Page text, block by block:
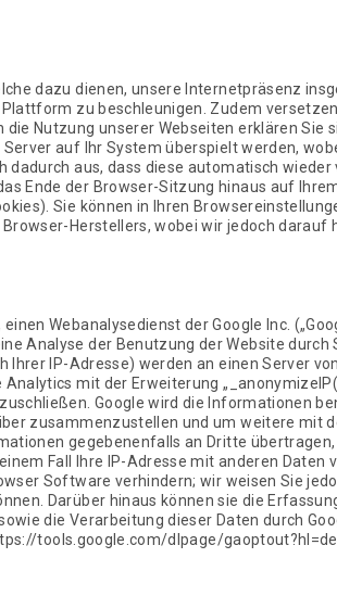
dazu dienen, unsere Internetpräsenz
zu beschleunigen. Zudem
Nutzung unserer Webseiten erklären
auf Ihr System überspielt werden,
dadurch aus, dass diese automatisch
Ende der Browser-Sitzung hinaus auf
Sie können in Ihren
Herstellers, wobei wir jedoch
Webanalysedienst der Google Inc.
Analyse der Benutzung der Website
Ihrer IP-Adresse) werden an einen Server
Analytics mit der Erweiterung
Google wird die Informationen
zusammenzustellen und um weitere mit
gegebenenfalls an Dritte
Fall Ihre IP-Adresse mit anderen
Software verhindern; wir weisen Sie
Darüber hinaus können sie die
die Verarbeitung dieser Daten durch
tools.google.com/dlpage/gaoptout?hl=de.